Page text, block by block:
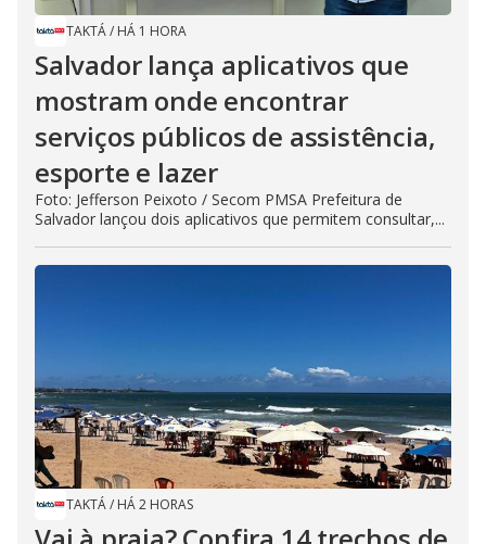
TAKTÁ/ HÁ 1 HORA
Salvador lança aplicativos que
mostram onde encontrar
serviços públicos de assistência,
esporte e lazer
Foto: Jefferson Peixoto / Secom PMSA Prefeitura de
Salvador lançou dois aplicativos que permitem consultar,...
TAKTÁ/ HÁ 2 HORAS